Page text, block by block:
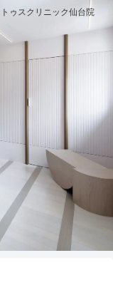
ゥスクリニック仙台院